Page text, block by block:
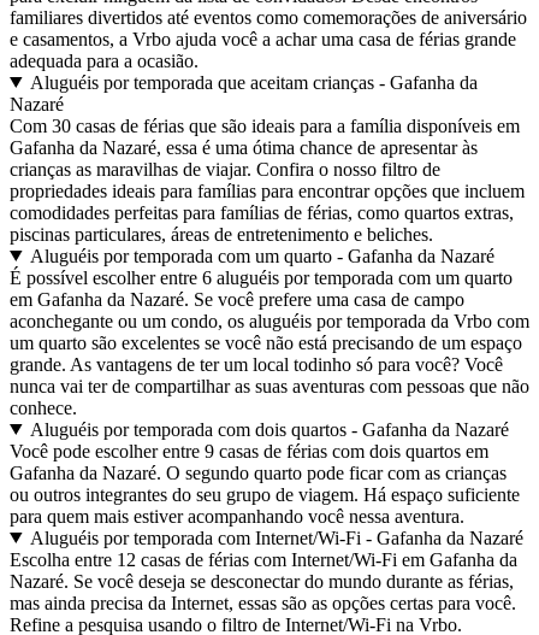
familiares divertidos até eventos como comemorações de aniversário
e casamentos, a Vrbo ajuda você a achar uma casa de férias grande
adequada para a ocasião.
Aluguéis por temporada que aceitam crianças - Gafanha da
Nazaré
Com 30 casas de férias que são ideais para a família disponíveis em
Gafanha da Nazaré, essa é uma ótima chance de apresentar às
crianças as maravilhas de viajar. Confira o nosso filtro de
propriedades ideais para famílias para encontrar opções que incluem
comodidades perfeitas para famílias de férias, como quartos extras,
piscinas particulares, áreas de entretenimento e beliches.
Aluguéis por temporada com um quarto - Gafanha da Nazaré
É possível escolher entre 6 aluguéis por temporada com um quarto
em Gafanha da Nazaré. Se você prefere uma casa de campo
aconchegante ou um condo, os aluguéis por temporada da Vrbo com
um quarto são excelentes se você não está precisando de um espaço
grande. As vantagens de ter um local todinho só para você? Você
nunca vai ter de compartilhar as suas aventuras com pessoas que não
conhece.
Aluguéis por temporada com dois quartos - Gafanha da Nazaré
Você pode escolher entre 9 casas de férias com dois quartos em
Gafanha da Nazaré. O segundo quarto pode ficar com as crianças
ou outros integrantes do seu grupo de viagem. Há espaço suficiente
para quem mais estiver acompanhando você nessa aventura.
Aluguéis por temporada com Internet/Wi-Fi - Gafanha da Nazaré
Escolha entre 12 casas de férias com Internet/Wi-Fi em Gafanha da
Nazaré. Se você deseja se desconectar do mundo durante as férias,
mas ainda precisa da Internet, essas são as opções certas para você.
Refine a pesquisa usando o filtro de Internet/Wi-Fi na Vrbo.